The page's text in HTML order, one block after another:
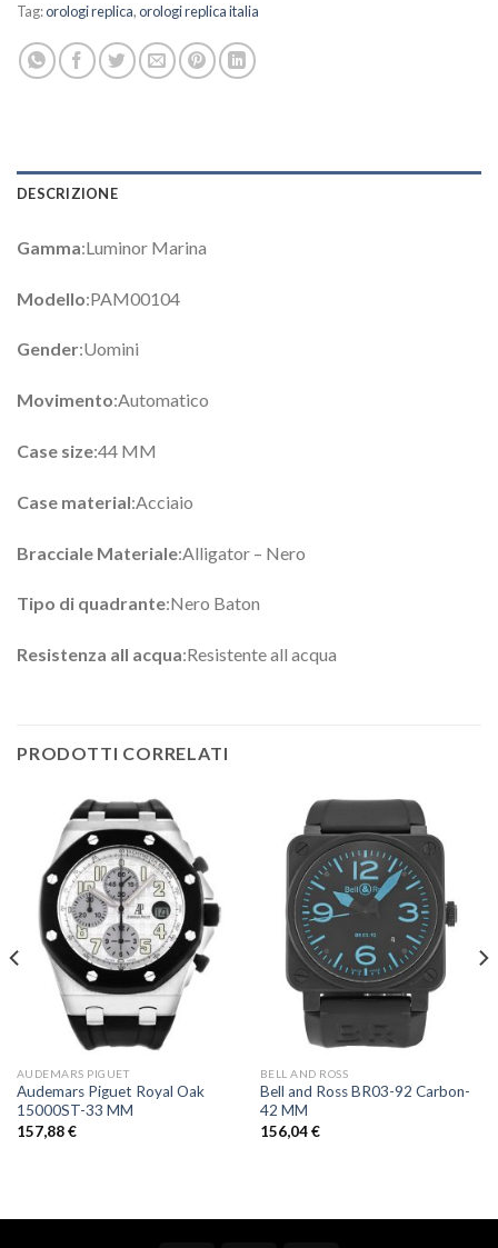
Tag:orologi replica,orologi replica italia
DESCRIZIONE
Gamma:Luminor Marina
Modello:PAM00104
Gender:Uomini
Movimento:Automatico
Case size:44 MM
Case material:Acciaio
Bracciale Materiale:Alligator – Nero
Tipo di quadrante:Nero Baton
Resistenza all acqua:Resistente all acqua
PRODOTTI CORRELATI
AUDEMARS PIGUET
Audemars Piguet Royal Oak
15000ST-33 MM
157,88€
BELL AND ROSS
Bell and Ross BR03-92 Carbon-
42 MM
156,04€